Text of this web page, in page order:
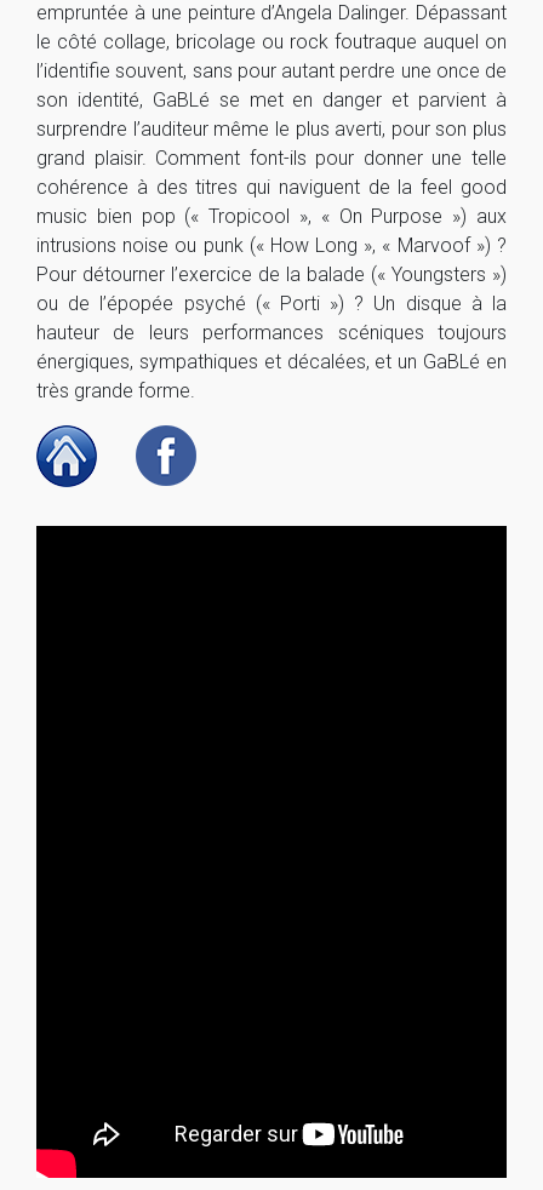
empruntée à une peinture d’Angela Dalinger. Dépassant
le côté collage, bricolage ou rock foutraque auquel on
l’identifie souvent, sans pour autant perdre une once de
son identité, GaBLé se met en danger et parvient à
surprendre l’auditeur même le plus averti, pour son plus
grand plaisir. Comment font-ils pour donner une telle
cohérence à des titres qui naviguent de la feel good
music bien pop (« Tropicool », « On Purpose ») aux
intrusions noise ou punk (« How Long », « Marvoof ») ?
Pour détourner l’exercice de la balade (« Youngsters »)
ou de l’épopée psyché (« Porti ») ? Un disque à la
hauteur de leurs performances scéniques toujours
énergiques, sympathiques et décalées, et un GaBLé en
très grande forme.